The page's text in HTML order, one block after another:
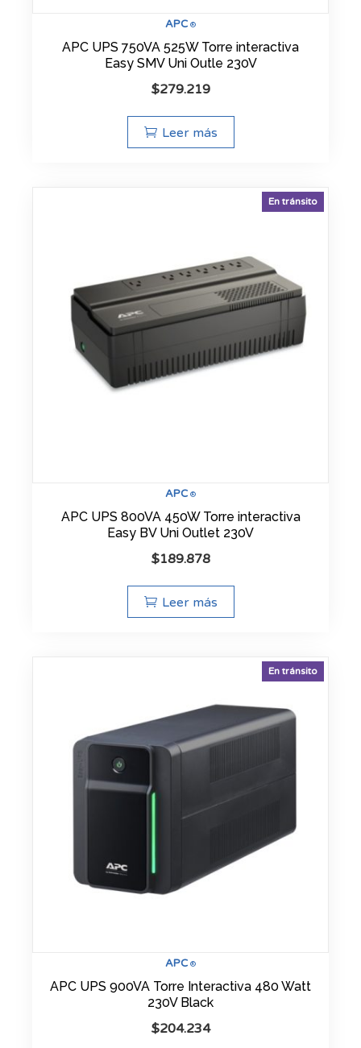
APC ®
APC UPS 750VA 525W Torre interactiva
Easy SMV Uni Outle 230V
$279.219
Leer más
APC ®
En tránsito
APC UPS 800VA 450W Torre interactiva
Easy BV Uni Outlet 230V
$189.878
Leer más
APC ®
En tránsito
APC UPS 900VA Torre Interactiva 480 Watt
230V Black
$204.234